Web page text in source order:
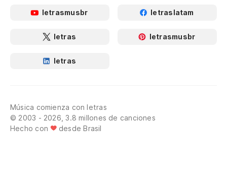
letrasmusbr letraslatam
letras letrasmusbr
letras
Música comienza con letras
© 2003 - 2026, 3.8 millones de canciones
Hecho con
desde Brasil